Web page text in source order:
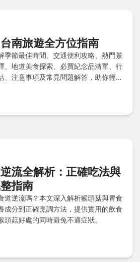
南旅遊全方位指南
季節最佳時間、交通便利攻略、熱門景
、地道美食探索、必買紀念品清單、行
、注意事項及常見問題解答，助你輕鬆
流全解析：正確吃法與
指南
道逆流嗎？本文深入解析猴頭菇與胃食
成分到正確烹調方法，提供實用的飲食
菇好處的同時避免不適症狀。